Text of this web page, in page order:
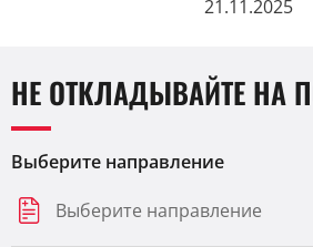
21.11.2025
НЕ ОТКЛАДЫВАЙТЕ НА
Выберите направление
Выберите направление